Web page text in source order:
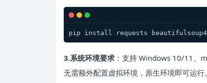
pip install requests
3.系统环境要求 ：支持 Windows 10/11、
无需额外配置虚拟环境，原生环境即可运行。